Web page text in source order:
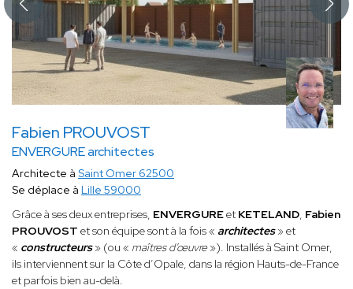
Fabien PROUVOST
ENVERGURE architectes
Architecte à Saint Omer 62500
Se déplace à Lille 59000
Grâce à ses deux entreprises, ENVERGUREet KETELAND, Fabien
PROUVOST et son équipe sont à la fois « architectes» et
« constructeurs» (ou « maîtres d’œuvre»). Installés à Saint Omer,
ils interviennent sur la Côte d’Opale, dans la région Hauts-de-France
et parfois bien au-delà.